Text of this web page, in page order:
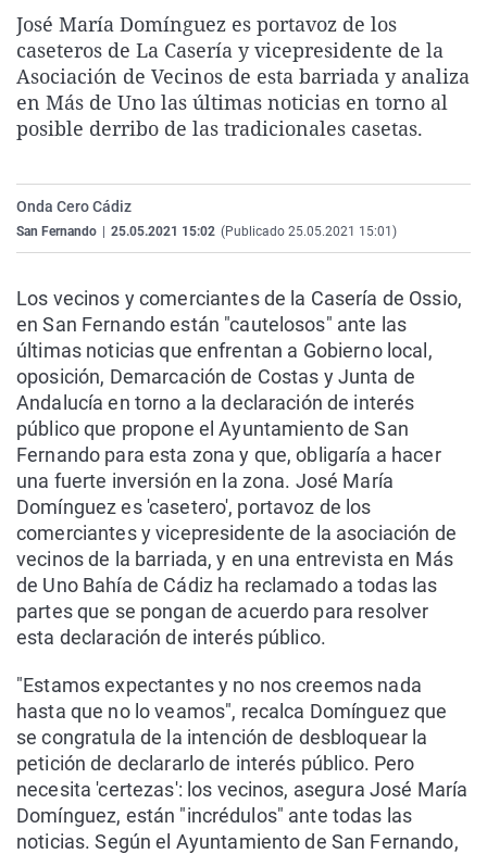
La rosa de los vientos
Gente viajera
Como el perro y el
Caso
Retornados
Equipo de
Operación Viuda
Extremadura
Galicia
La Rioja
Navarra
Virales
Televisión
Elecciones
José María Domínguez es portavoz de los
caseteros de La Casería y vicepresidente de la
Asociación de Vecinos de esta barriada y analiza
en Más de Uno las últimas noticias en torno al
posible derribo de las tradicionales casetas.
Onda Cero Cádiz
San Fernando 25.05.2021 15:02 (Publicado 25.05.2021 15:01)
Los vecinos y comerciantes de la Casería de Ossio,
en San Fernando están "cautelosos" ante las
últimas noticias que enfrentan a Gobierno local,
oposición, Demarcación de Costas y Junta de
Andalucía en torno a la declaración de interés
público que propone el Ayuntamiento de San
Fernando para esta zona y que, obligaría a hacer
una fuerte inversión en la zona. José María
Domínguez es 'casetero', portavoz de los
comerciantes y vicepresidente de la asociación de
vecinos de la barriada, y en una entrevista en Más
de Uno Bahía de Cádiz ha reclamado a todas las
partes que se pongan de acuerdo para resolver
esta declaración de interés público.
"Estamos expectantes y no nos creemos nada
hasta que no lo veamos", recalca Domínguez que
se congratula de la intención de desbloquear la
petición de declararlo de interés público. Pero
necesita 'certezas': los vecinos, asegura José María
Domínguez, están "incrédulos" ante todas las
noticias. Según el Ayuntamiento de San Fernando,